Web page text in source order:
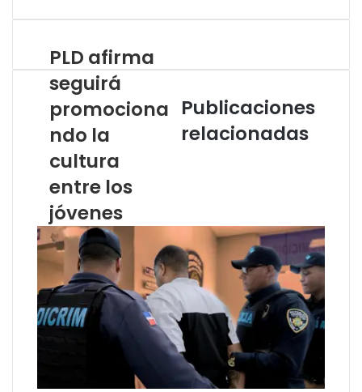
PLD afirma
seguirá
promociona
ndo la
cultura
entre los
jóvenes
Publicaciones
relacionadas